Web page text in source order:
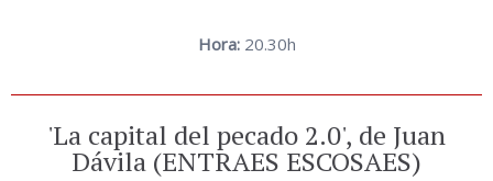
Hora:20.30h
'La capital del pecado 2.0', de Juan
Dávila (ENTRAES ESCOSAES)